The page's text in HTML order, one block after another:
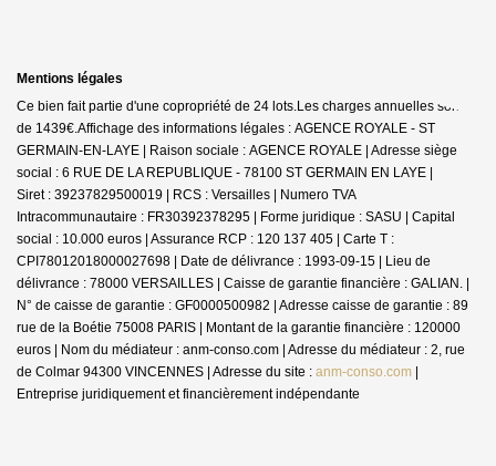
Mentions légales
Ce bien fait partie d'une copropriété de 24 lots.Les charges annuelles sont
de 1439€.Affichage des informations légales : AGENCE ROYALE - ST
GERMAIN-EN-LAYE | Raison sociale : AGENCE ROYALE | Adresse siège
social : 6 RUE DE LA REPUBLIQUE - 78100 ST GERMAIN EN LAYE |
Siret : 39237829500019 | RCS : Versailles | Numero TVA
Intracommunautaire : FR30392378295 | Forme juridique : SASU | Capital
social : 10.000 euros | Assurance RCP : 120 137 405 | Carte T :
CPI78012018000027698 | Date de délivrance : 1993-09-15 | Lieu de
délivrance : 78000 VERSAILLES | Caisse de garantie financière : GALIAN. |
N° de caisse de garantie : GF0000500982 | Adresse caisse de garantie : 89
rue de la Boétie 75008 PARIS | Montant de la garantie financière : 120000
euros | Nom du médiateur : anm-conso.com | Adresse du médiateur : 2, rue
de Colmar 94300 VINCENNES | Adresse du site : anm-conso.com |
Entreprise juridiquement et financièrement indépendante